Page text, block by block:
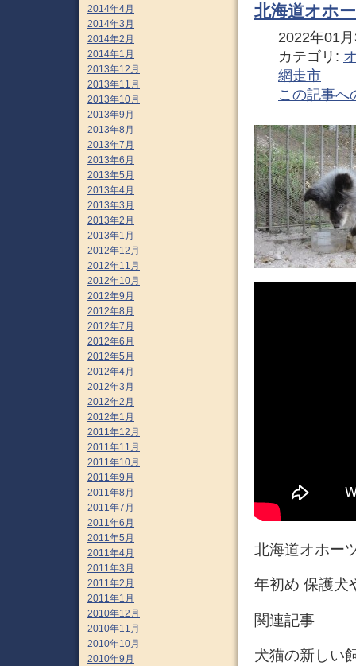
北海道オホ
2022年01
カテゴリ:
網走市
この記事へ
北海道オホー
年初め 保護犬
関連記事
犬猫の新しい
2014年4月
2014年3月
2014年2月
2014年1月
2013年12月
2013年11月
2013年10月
2013年9月
2013年8月
2013年7月
2013年6月
2013年5月
2013年4月
2013年3月
2013年2月
2013年1月
2012年12月
2012年11月
2012年10月
2012年9月
2012年8月
2012年7月
2012年6月
2012年5月
2012年4月
2012年3月
2012年2月
2012年1月
2011年12月
2011年11月
2011年10月
2011年9月
2011年8月
2011年7月
2011年6月
2011年5月
2011年4月
2011年3月
2011年2月
2011年1月
2010年12月
2010年11月
2010年10月
2010年9月